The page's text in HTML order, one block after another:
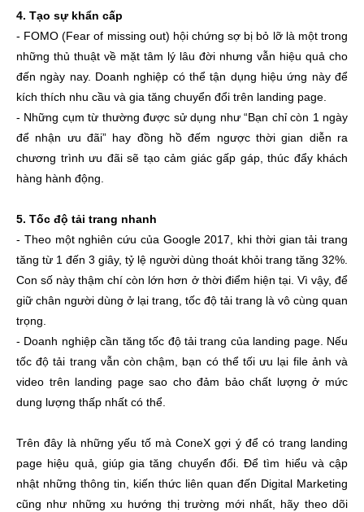
4. Tạo sự khẩn cấp
- FOMO (Fear of missing out) hội chứng sợ bị bỏ lỡ là một trong
những thủ thuật về mặt tâm lý lâu đời nhưng vẫn hiệu quả cho
đến ngày nay. Doanh nghiệp có thể tận dụng hiệu ứng này để
kích thích nhu cầu và gia tăng chuyển đổi trên landing page.
- Những cụm từ thường được sử dụng như “Bạn chỉ còn 1 ngày
để nhận ưu đãi” hay đồng hồ đếm ngược thời gian diễn ra
chương trình ưu đãi sẽ tạo cảm giác gấp gáp, thúc đẩy khách
hàng hành động.
5. Tốc độ tải trang nhanh
- Theo một nghiên cứu của Google 2017, khi thời gian tải trang
tăng từ 1 đến 3 giây, tỷ lệ người dùng thoát khỏi trang tăng 32%.
Con số này thậm chí còn lớn hơn ở thời điểm hiện tại. Vì vậy, để
giữ chân người dùng ở lại trang, tốc độ tải trang là vô cùng quan
trọng.
- Doanh nghiệp cần tăng tốc độ tải trang của landing page. Nếu
tốc độ tải trang vẫn còn chậm, bạn có thể tối ưu lại file ảnh và
video trên landing page sao cho đảm bảo chất lượng ở mức
dung lượng thấp nhất có thể.
Trên đây là những yếu tố mà ConeX gợi ý để có trang landing
page hiệu quả, giúp gia tăng chuyển đổi. Để tìm hiểu và cập
nhật những thông tin, kiến thức liên quan đến Digital Marketing
cũng như những xu hướng thị trường mới nhất, hãy theo dõi